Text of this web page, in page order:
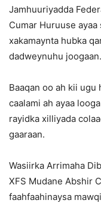
Jamhuuriyadda
Cumar Huruuse ayaa
xakamaynta hubka
dadweynuhu joogaan.
Baaqan oo ah kii
caalami ah ayaa
rayidka xilliyada
gaaraan.
Wasiirka Arrimaha
XFS Mudane Abshir
faahfaahinaysa